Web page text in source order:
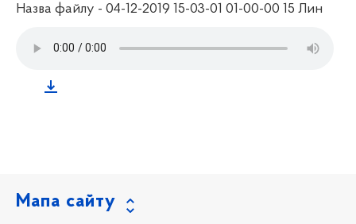
Назва файлу - 04-12-2019 15-03-01 01-00-00 15 Лин
Мапа сайту